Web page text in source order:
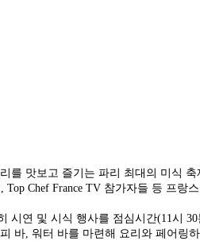
를 맛보고 즐기는 파리 최대의 미식
Chef France TV 참가자들 등 프랑
연 및 시식 행사를 점심시간(11시 30
바, 워터 바를 마련해 요리와 페어링